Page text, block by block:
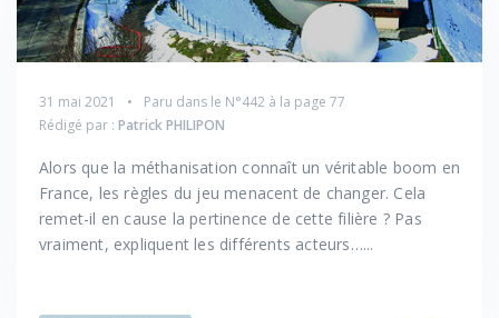
31 mai 2021 Paru dans le N°442 à la page 77
Rédigé par : Patrick PHILIPON
Alors que la méthanisation connaît un véritable boom en
France, les règles du jeu menacent de changer. Cela
remet-il en cause la pertinence de cette filière ? Pas
vraiment, expliquent les différents acteurs…...